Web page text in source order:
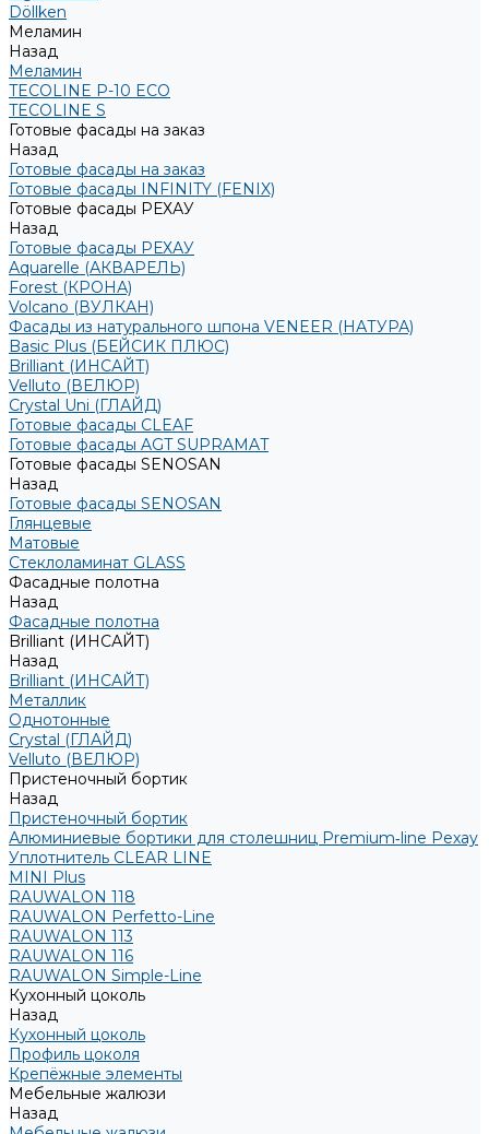
Döllken
Меламин
Назад
Меламин
TECOLINE P-10 ECO
TECOLINE S
Готовые фасады на заказ
Назад
Готовые фасады на заказ
Готовые фасады INFINITY (FENIX)
Готовые фасады РЕХАУ
Назад
Готовые фасады РЕХАУ
Aquarelle (АКВАРЕЛЬ)
Forest (КРОНА)
Volcano (ВУЛКАН)
Фасады из натурального шпона VENEER (НАТУРА)
Basic Plus (БЕЙСИК ПЛЮС)
Brilliant (ИНСАЙТ)
Velluto (ВЕЛЮР)
Crystal Uni (ГЛАЙД)
Готовые фасады CLEAF
Готовые фасады AGT SUPRAMAT
Готовые фасады SENOSAN
Назад
Готовые фасады SENOSAN
Глянцевые
Матовые
Стеклоламинат GLASS
Фасадные полотна
Назад
Фасадные полотна
Brilliant (ИНСАЙТ)
Назад
Brilliant (ИНСАЙТ)
Металлик
Однотонные
Crystal (ГЛАЙД)
Velluto (ВЕЛЮР)
Пристеночный бортик
Назад
Пристеночный бортик
Алюминиевые бортики для столешниц Premium‑line Рехау
Уплотнитель CLEAR LINE
MINI Plus
RAUWALON 118
RAUWALON Perfetto-Line
RAUWALON 113
RAUWALON 116
RAUWALON Simple-Line
Кухонный цоколь
Назад
Кухонный цоколь
Профиль цоколя
Крепёжные элементы
Мебельные жалюзи
Назад